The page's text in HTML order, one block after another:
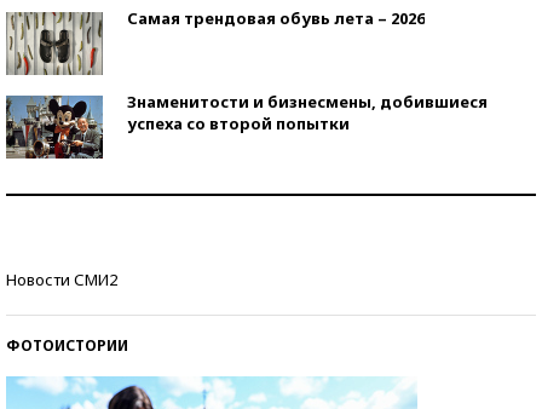
Самая трендовая обувь лета – 2026
Знаменитости и бизнесмены, добившиеся
успеха со второй попытки
Новости СМИ2
ФОТОИСТОРИИ